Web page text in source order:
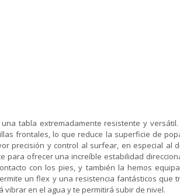
tabla extremadamente resistente y
frontales, lo que reduce la superficie de
precisión y control al surfear, en especial al
para ofrecer una increíble estabilidad
con los pies, y también la hemos
un flex y una resistencia fantásticos que
en el agua y te permitirá subir de nivel.